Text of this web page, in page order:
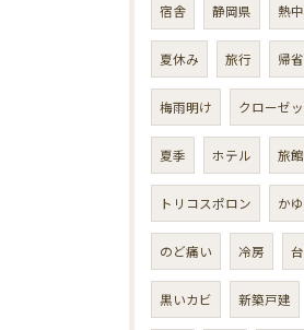
宿舎 静岡県 熱
夏休み 旅行 帰
梅雨明け クローゼ
夏季 ホテル 旅館
トリコスポロン か
のど痛い 冷房
黒いカビ 新築戸建